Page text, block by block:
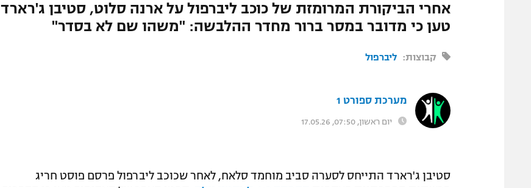
אחרי הביקורת המרומזת של כוכב ליברפול על ארנה סלוט, סטיבן ג'רארד
טען כי מדובר במסר ברור מחדר ההלבשה: "משהו שם לא בסדר"
קבוצות: ליברפול
מערכת ספורט 1
יום ראשון, 07:50, 17.05.26
סטיבן ג'רארד התייחס לסערה סביב מוחמד סלאח, לאחר שכוכב ליברפול פרסם פוסט חריג